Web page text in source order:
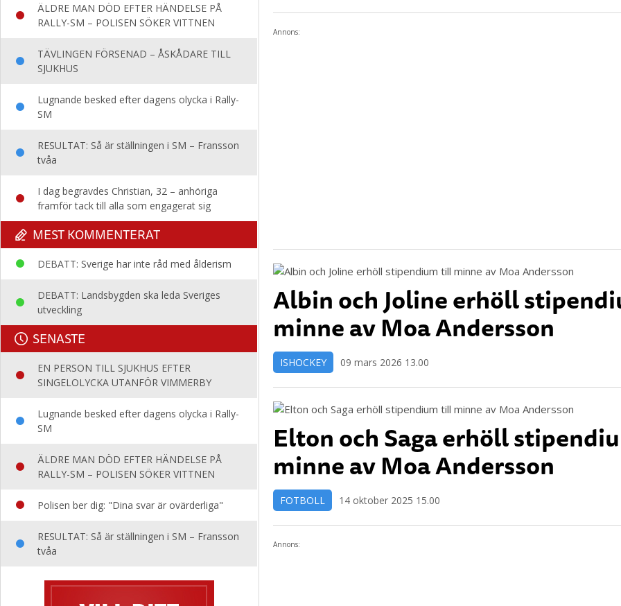
ÄLDRE MAN DÖD EFTER HÄNDELSE PÅ
RALLY-SM – POLISEN SÖKER VITTNEN
TÄVLINGEN FÖRSENAD – ÅSKÅDARE TILL
SJUKHUS
Lugnande besked efter dagens olycka i Rally-
SM
RESULTAT: Så är ställningen i SM – Fransson
tvåa
I dag begravdes Christian, 32 – anhöriga
framför tack till alla som engagerat sig
MEST KOMMENTERAT
DEBATT: Sverige har inte råd med ålderism
DEBATT: Landsbygden ska leda Sveriges
utveckling
SENASTE
EN PERSON TILL SJUKHUS EFTER
SINGELOLYCKA UTANFÖR VIMMERBY
Lugnande besked efter dagens olycka i Rally-
SM
ÄLDRE MAN DÖD EFTER HÄNDELSE PÅ
RALLY-SM – POLISEN SÖKER VITTNEN
Polisen ber dig: "Dina svar är ovärderliga"
RESULTAT: Så är ställningen i SM – Fransson
tvåa
Annons:
Albin och Joline erhöll
minne av Moa Andersson
ISHOCKEY 09 mars 2026 13.00
Elton och Saga erhöll
minne av Moa Andersson
FOTBOLL 14 oktober 2025 15.00
Annons: